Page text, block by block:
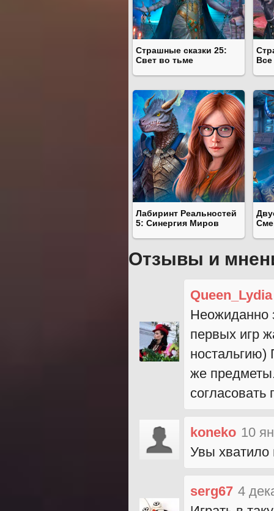
Страшные сказки 25:
Свет во тьме
Все
Лабиринт Реальностей
5: Синергия Миров
Отзывы и
Queen_Lydia
Неожиданно
первых игр
ностальгию)
же
koneko 10
Увы хватило
serg67 4